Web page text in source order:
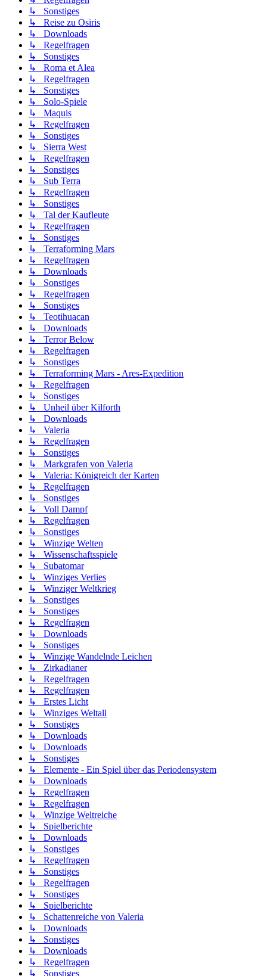
↳ Sonstiges
↳ Reise zu Osiris
↳ Downloads
↳ Regelfragen
↳ Sonstiges
↳ Roma et Alea
↳ Regelfragen
↳ Sonstiges
↳ Solo-Spiele
↳ Maquis
↳ Regelfragen
↳ Sonstiges
↳ Sierra West
↳ Regelfragen
↳ Sonstiges
↳ Sub Terra
↳ Regelfragen
↳ Sonstiges
↳ Tal der Kaufleute
↳ Regelfragen
↳ Sonstiges
↳ Terraforming Mars
↳ Regelfragen
↳ Downloads
↳ Sonstiges
↳ Regelfragen
↳ Sonstiges
↳ Teotihuacan
↳ Downloads
↳ Terror Below
↳ Regelfragen
↳ Sonstiges
↳ Terraforming Mars - Ares-Expedition
↳ Regelfragen
↳ Sonstiges
↳ Unheil über Kilforth
↳ Downloads
↳ Valeria
↳ Regelfragen
↳ Sonstiges
↳ Markgrafen von Valeria
↳ Valeria: Königreich der Karten
↳ Regelfragen
↳ Sonstiges
↳ Voll Dampf
↳ Regelfragen
↳ Sonstiges
↳ Winzige Welten
↳ Wissenschaftsspiele
↳ Subatomar
↳ Winziges Verlies
↳ Winziger Weltkrieg
↳ Sonstiges
↳ Sonstiges
↳ Regelfragen
↳ Downloads
↳ Sonstiges
↳ Winzige Wandelnde Leichen
↳ Zirkadianer
↳ Regelfragen
↳ Regelfragen
↳ Erstes Licht
↳ Winziges Weltall
↳ Sonstiges
↳ Downloads
↳ Downloads
↳ Sonstiges
↳ Elemente - Ein Spiel über das Periodensystem
↳ Downloads
↳ Regelfragen
↳ Regelfragen
↳ Winzige Weltreiche
↳ Spielberichte
↳ Downloads
↳ Sonstiges
↳ Regelfragen
↳ Sonstiges
↳ Regelfragen
↳ Sonstiges
↳ Spielberichte
↳ Schattenreiche von Valeria
↳ Downloads
↳ Sonstiges
↳ Downloads
↳ Regelfragen
↳ Sonstiges